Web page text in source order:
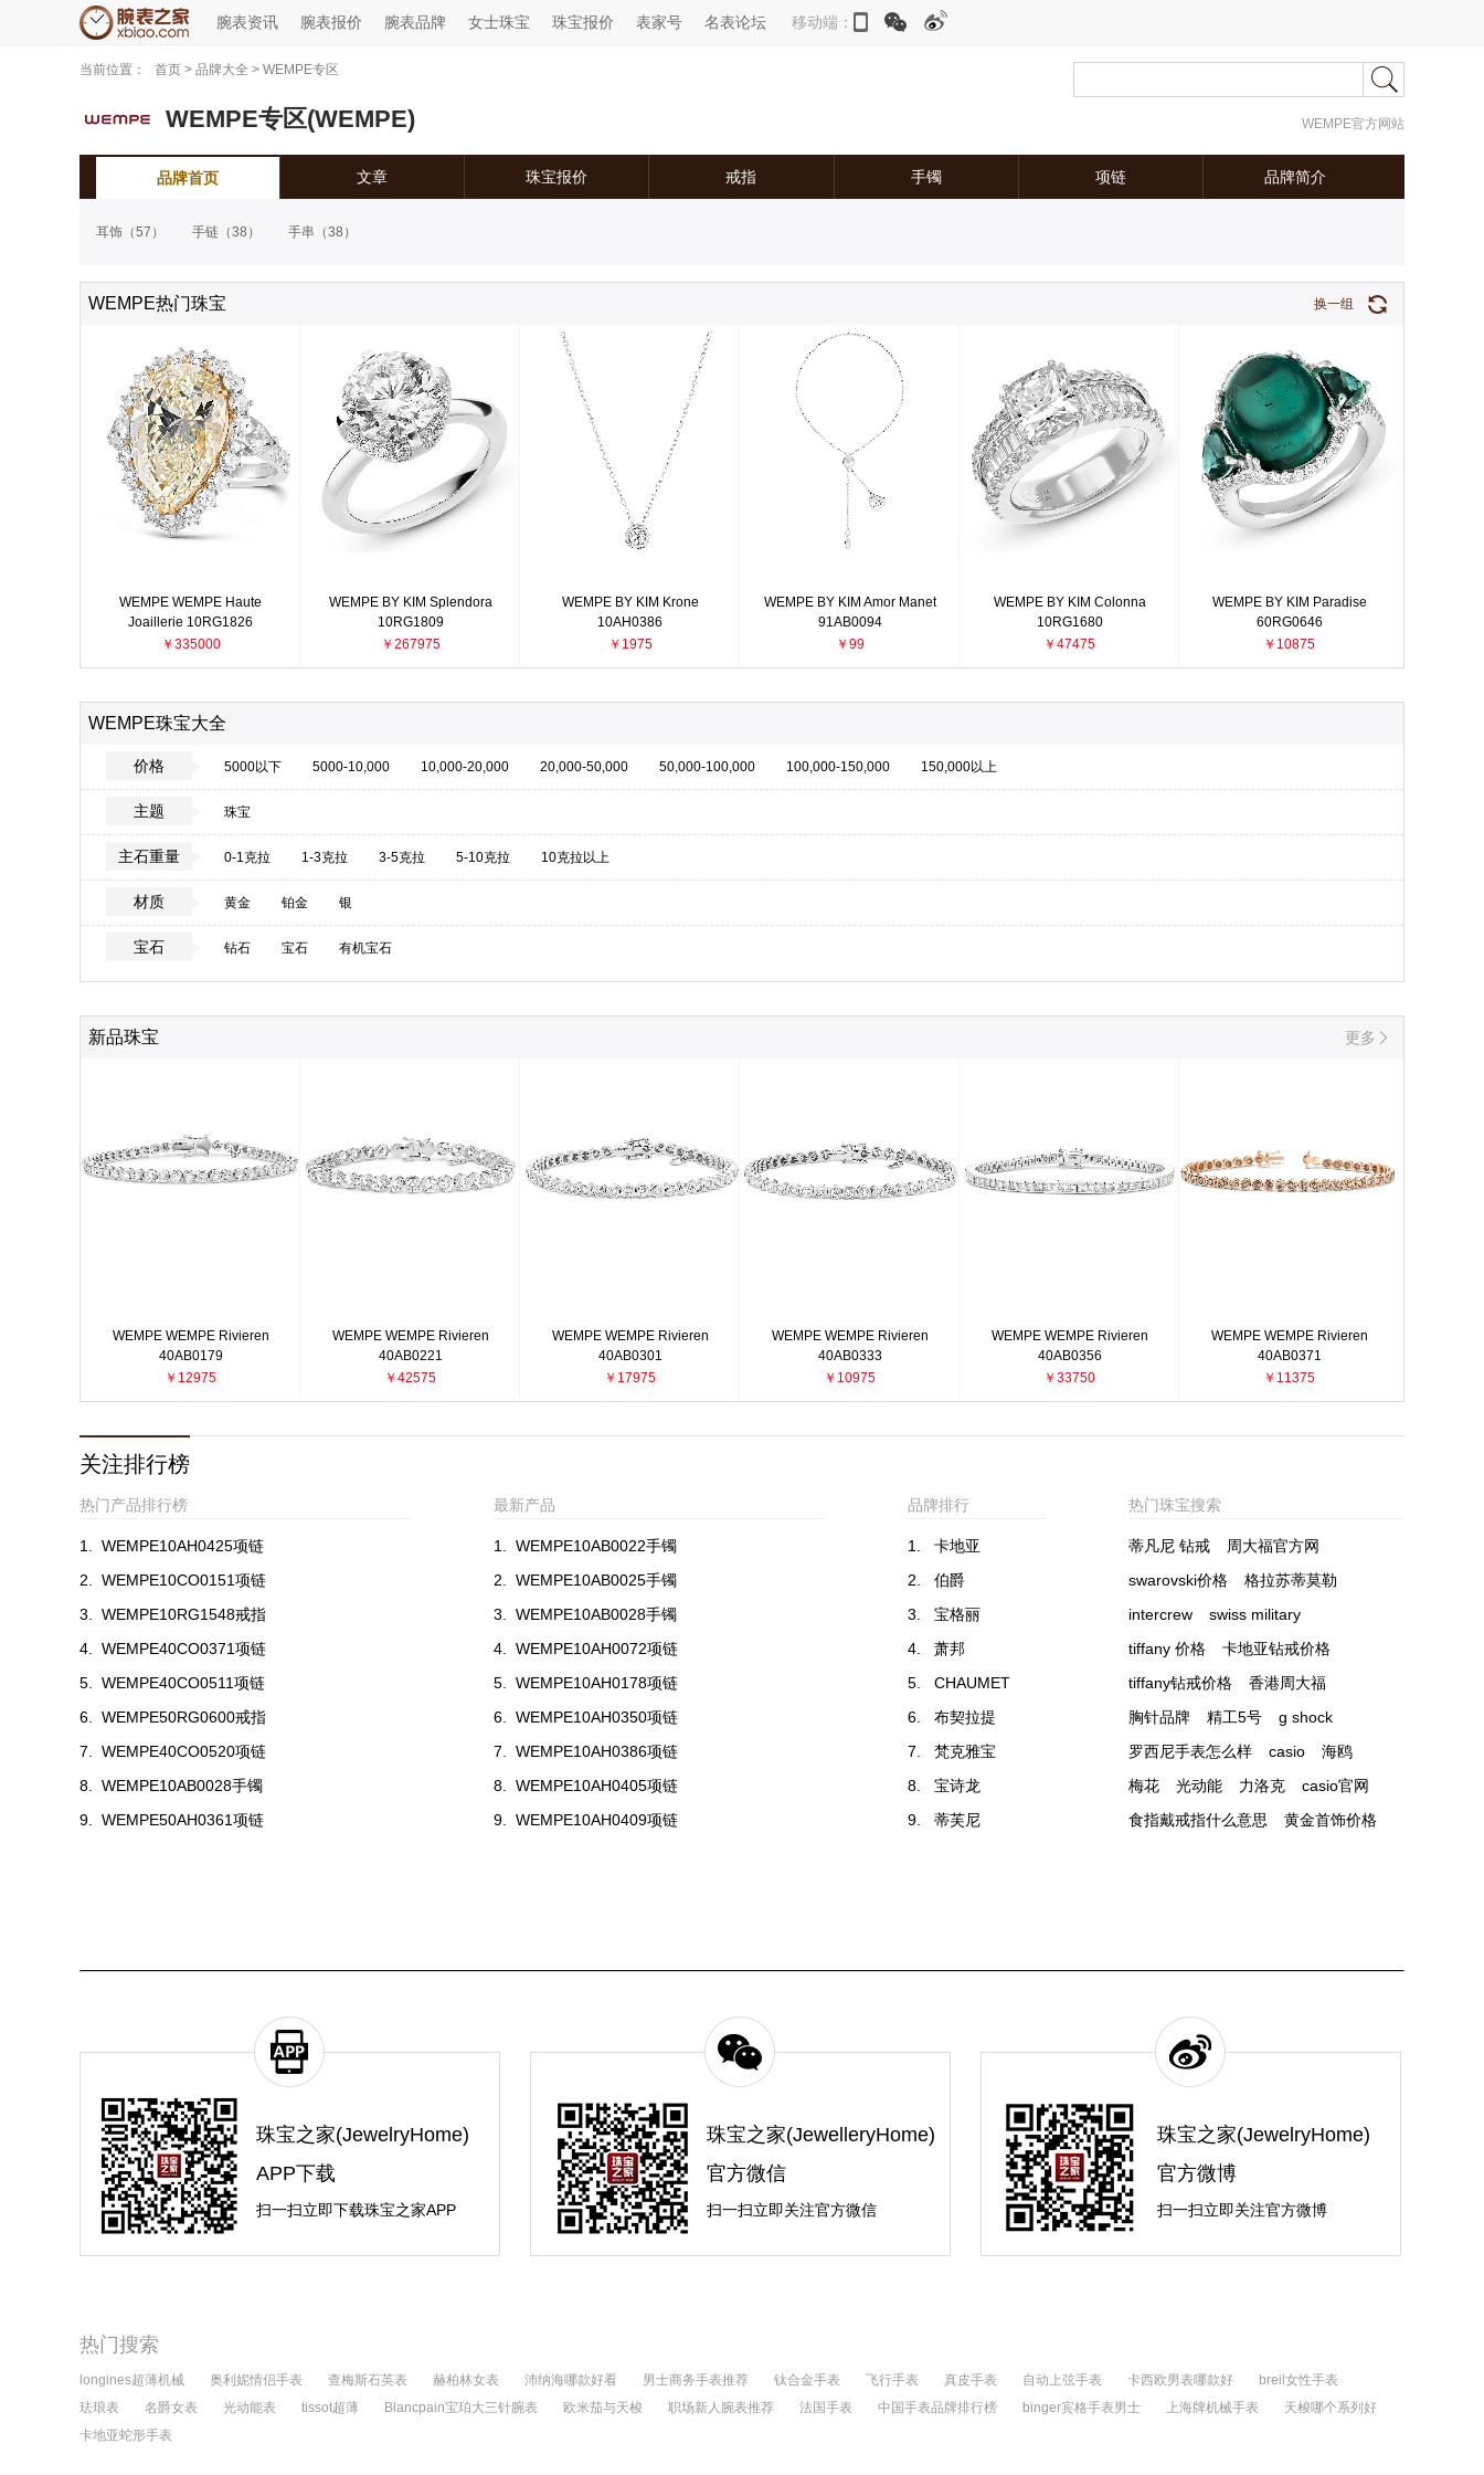
腕表资讯 腕表报价 腕表品牌 女士珠宝 珠宝报价 表家号 名表论坛 移动端：
当前位置： 首页 > 品牌大全 > WEMPE专区
WEMPE专区(WEMPE) WEMPE官方网站
品牌首页 文章 珠宝报价 戒指 手镯 项链 品牌简介
耳饰 （57） 手链 （38） 手串 （38）
WEMPE热门珠宝 换一组
WEMPE WEMPE Haute
Joaillerie 10RG1826
￥335000
WEMPE BY KIM Splendora
10RG1809
￥267975
WEMPE BY KIM Krone
10AH0386
￥1975
WEMPE BY KIM Amor Manet
91AB0094
￥99
WEMPE BY KIM Colonna
10RG1680
￥47475
WEMPE BY KIM Paradise
60RG0646
￥10875
WEMPE珠宝大全
价格 5000以下 5000-10,000 10,000-20,000 20,000-50,000 50,000-100,000 100,000-150,000 150,000以上
主题 珠宝
主石重量 0-1克拉 1-3克拉 3-5克拉 5-10克拉 10克拉以上
材质 黄金 铂金 银
宝石 钻石 宝石 有机宝石
新品珠宝 更多
WEMPE WEMPE Rivieren
40AB0179
￥12975
WEMPE WEMPE Rivieren
40AB0221
￥42575
WEMPE WEMPE Rivieren
40AB0301
￥17975
WEMPE WEMPE Rivieren
40AB0333
￥10975
WEMPE WEMPE Rivieren
40AB0356
￥33750
WEMPE WEMPE Rivieren
40AB0371
￥11375
关注排行榜
热门产品排行榜
1.
WEMPE10AH0425项链
2.
WEMPE10CO0151项链
3.
WEMPE10RG1548戒指
4.
WEMPE40CO0371项链
5.
WEMPE40CO0511项链
6.
WEMPE50RG0600戒指
7.
WEMPE40CO0520项链
8.
WEMPE10AB0028手镯
9.
WEMPE50AH0361项链
最新产品
1.
WEMPE10AB0022手镯
2.
WEMPE10AB0025手镯
3.
WEMPE10AB0028手镯
4.
WEMPE10AH0072项链
5.
WEMPE10AH0178项链
6.
WEMPE10AH0350项链
7.
WEMPE10AH0386项链
8.
WEMPE10AH0405项链
9.
WEMPE10AH0409项链
品牌排行
1.
卡地亚
2.
伯爵
3.
宝格丽
4.
萧邦
5.
CHAUMET
6.
布契拉提
7.
梵克雅宝
8.
宝诗龙
9.
蒂芙尼
热门珠宝搜索
蒂凡尼 钻戒
周大福官方网
swarovski价格
格拉苏蒂莫勒
intercrew
swiss military
tiffany 价格
卡地亚钻戒价格
tiffany钻戒价格
香港周大福
胸针品牌
精工5号
g shock
罗西尼手表怎么样
casio
海鸥
梅花
光动能 力洛克
casio官网
食指戴戒指什么意思
黄金首饰价格
珠宝之家(JewelryHome)
APP下载
扫一扫立即下载珠宝之家APP
珠宝之家(JewelleryHome)
官方微信
扫一扫立即关注官方微信
珠宝之家(JewelryHome)
官方微博
扫一扫立即关注官方微博
热门搜索
longines超薄机械 奥利妮情侣手表 查梅斯石英表 赫柏林女表 沛纳海哪款好看 男士商务手表推荐 钛合金手表 飞行手表 真皮手表 自动上弦手表 卡西欧男表哪款好
breil女性手表
珐琅表
名爵女表 光动能表 tissot超薄 Blancpain宝珀大三针腕表 欧米茄与天梭 职场新人腕表推荐 法国手表 中国手表品牌排行榜 binger宾格手表男士 上海牌机械手表
天梭哪个系列好
卡地亚蛇形手表